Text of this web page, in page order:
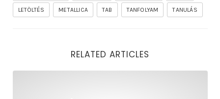
LETÖLTÉS METALLICA TAB TANFOLYAM TANULÁS
RELATED ARTICLES